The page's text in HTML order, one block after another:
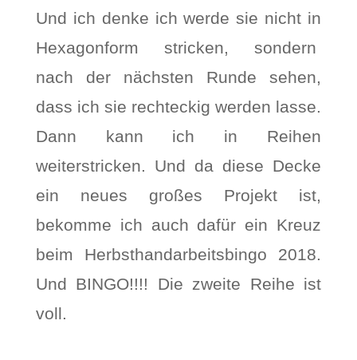
Und ich denke ich werde sie nicht in
Hexagonform stricken, sondern
nach der nächsten Runde sehen,
dass ich sie rechteckig werden lasse.
Dann kann ich in Reihen
weiterstricken. Und da diese Decke
ein neues großes Projekt ist,
bekomme ich auch dafür ein Kreuz
beim Herbsthandarbeitsbingo 2018.
Und BINGO!!!! Die zweite Reihe ist
voll.